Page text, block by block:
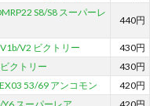
S8/S8 スーパーレ
440円
V2 ビクトリー
430円
クトリー
430円
53/69 アンコモン
420円